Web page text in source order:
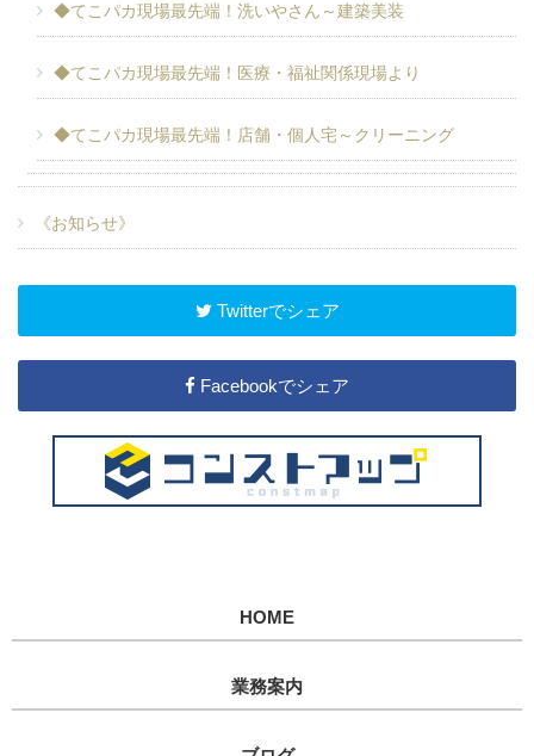
◆てこパカ現場最先端！洗いやさん～建築美装
◆てこパカ現場最先端！医療・福祉関係現場より
◆てこパカ現場最先端！店舗・個人宅～クリーニング
《お知らせ》
Twitterでシェア
Facebookでシェア
HOME
業務案内